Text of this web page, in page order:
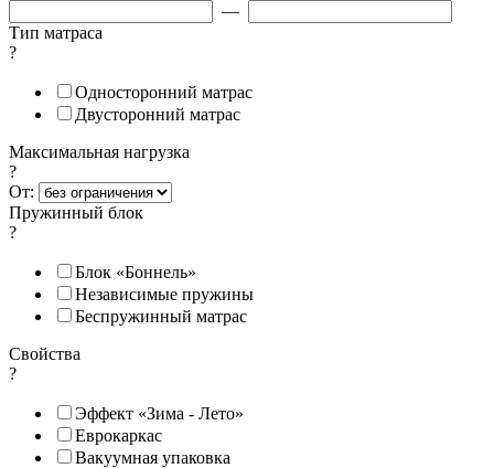
—
Тип матраса
?
Односторонний матрас
Двусторонний матрас
Максимальная нагрузка
?
От:
Пружинный блок
?
Блок «Боннель»
Независимые пружины
Беспружинный матрас
Свойства
?
Эффект «Зима - Лето»
Еврокаркас
Вакуумная упаковка